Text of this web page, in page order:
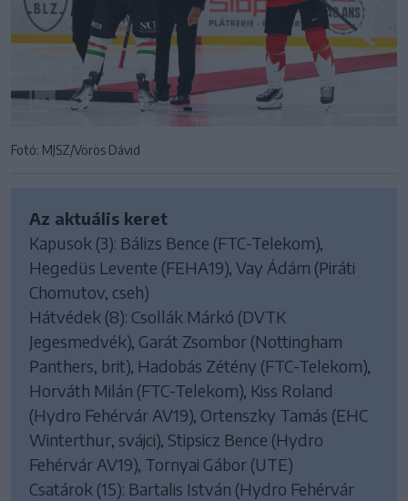
Fotó: MJSZ/Vörös Dávid
Az aktuális keret
Kapusok (3): Bálizs Bence (FTC-Telekom),
Hegedüs Levente (FEHA19), Vay Ádám (Piráti
Chomutov, cseh)
Hátvédek (8): Csollák Márkó (DVTK
Jegesmedvék), Garát Zsombor (Nottingham
Panthers, brit), Hadobás Zétény (FTC-Telekom),
Horváth Milán (FTC-Telekom), Kiss Roland
(Hydro Fehérvár AV19), Ortenszky Tamás (EHC
Winterthur, svájci), Stipsicz Bence (Hydro
Fehérvár AV19), Tornyai Gábor (UTE)
Csatárok (15): Bartalis István (Hydro Fehérvár